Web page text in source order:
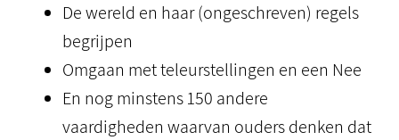
De wereld en haar (ongeschreven) regels
begrijpen
Omgaan met teleurstellingen en een Nee
En nog minstens 150 andere
vaardigheden waarvan ouders denken dat